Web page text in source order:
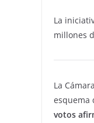
La
millones
La
esquema
votos